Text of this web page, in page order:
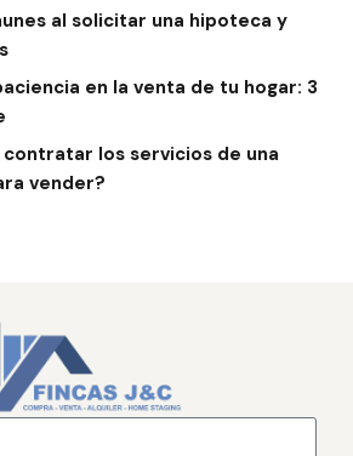
al solicitar una hipoteca y
en la venta de tu hogar: 3
contratar los servicios de una
vender?